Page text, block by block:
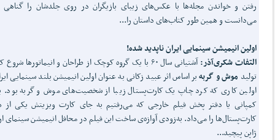
رفتن و خواندن مجله‌ها با عکس‌های زیبای بازیگران در روی جلدشان را گناهی
می‌دانست و همین طور کتاب‌های داستان را...
اولین انیمیشن سینمایی ایران ناپدید شده!
التفات شکری‌آذر:
آشتیانی سال ۶۰ با یک گروه کوچک از طراحان و انیماتورها
تولید موش و گربهبر اساس اثر عبید زکانی به عنوان اولین انیمیشن بلند سینمایی
اولین کاری که کرد چاپ یک کارت‌پستال زیبا از شخصیت‌های موش و گربه بود.
کمپانی یا دفتر پخش فیلم خارجی که می‌رفتیم به جای کارت ویزیتش یکی از
کارت‌پستال‌ها را می‌داد. به‌زودی آوازه‌ی ساخت این فیلم در محافل انیمیشن سینمای
ژاپن پیچید...